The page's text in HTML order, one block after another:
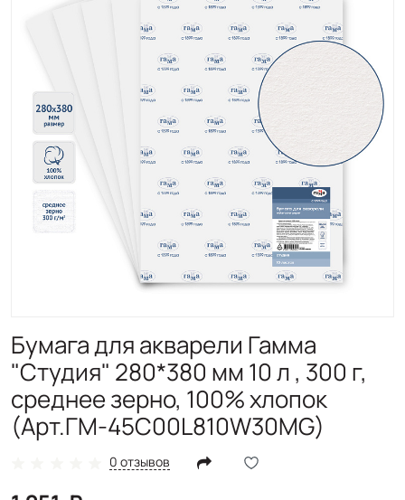
Бумага для акварели Гамма
"Студия" 280*380 мм 10 л , 300 г,
среднее зерно, 100% хлопок
(Арт.ГМ-45C00L810W30MG)
0 отзывов